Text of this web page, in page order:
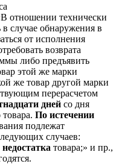
отношении технически
случае обнаружения в
от исполнения
возврата
либо предъявить
этой же марки
же товар другой марки
перерасчетом
дней со дня
По истечении
подлежат
случаев:
товара;» и пр.,